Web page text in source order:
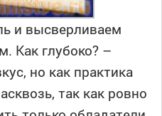
и высверливаем
Как глубоко? –
но как практика
так как ровно